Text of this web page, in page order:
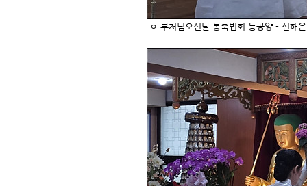
ㅇ 부처님오신날 봉축법회 등공양 - 신해